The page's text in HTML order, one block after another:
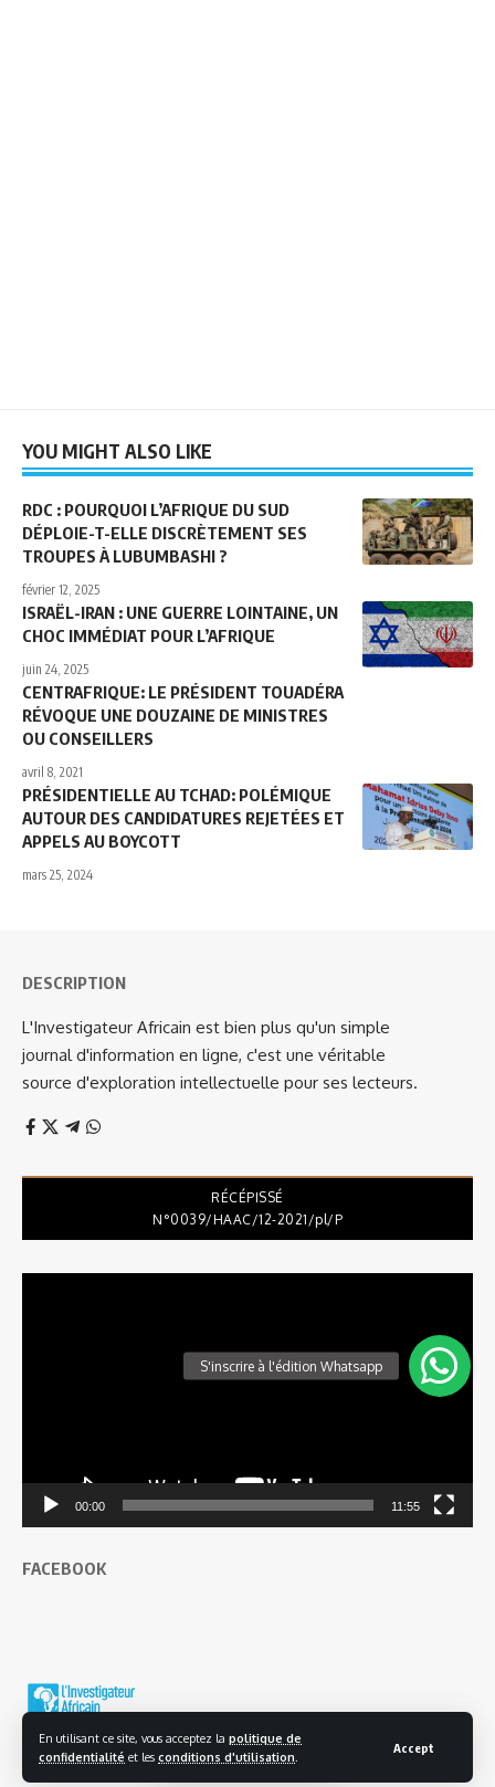
En utilisant ce site, vous acceptez la politique de
confidentialité et les conditions d'utilisation
Accept
YOU MIGHT ALSO LIKE
RDC : POURQUOI L’AFRIQUE DU SUD
DÉPLOIE-T-ELLE DISCRÈTEMENT SES
TROUPES À LUBUMBASHI ?
février 12, 2025
ISRAËL-IRAN : UNE GUERRE LOINTAINE, UN
CHOC IMMÉDIAT POUR L’AFRIQUE
juin 24, 2025
CENTRAFRIQUE: LE PRÉSIDENT TOUADÉRA
RÉVOQUE UNE DOUZAINE DE MINISTRES
OU CONSEILLERS
avril 8, 2021
PRÉSIDENTIELLE AU TCHAD: POLÉMIQUE
AUTOUR DES CANDIDATURES REJETÉES ET
APPELS AU BOYCOTT
mars 25, 2024
DESCRIPTION
L'Investigateur Africain est bien plus qu'un simple
journal d'information en ligne, c'est une véritable
source d'exploration intellectuelle pour ses lecteurs.
RÉCÉPISSÉ
N°0039/HAAC/12-2021/pl/P
00:00 11:55
FACEBOOK
© 2025 L'investigateur Africain | Tous droits réservés